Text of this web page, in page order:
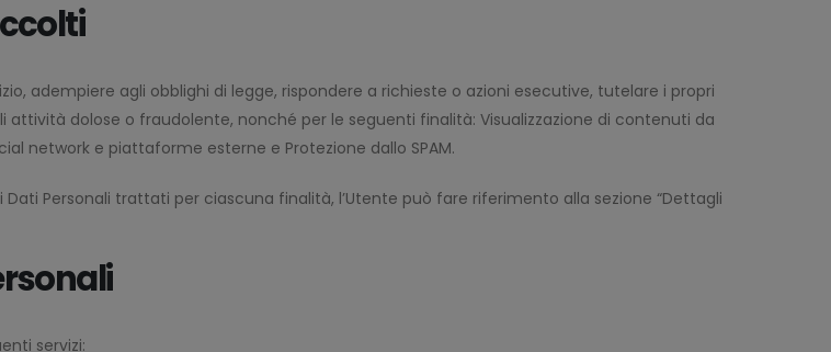
adempiere agli obblighi di legge, rispondere a richieste o azioni esecutive, tutelare i propri
dolose o fraudolente, nonché per le seguenti finalità: Visualizzazione di contenuti da
network e piattaforme esterne e Protezione dallo SPAM.
Personali trattati per ciascuna finalità, l’Utente può fare riferimento alla sezione “Dettagli
servizi: